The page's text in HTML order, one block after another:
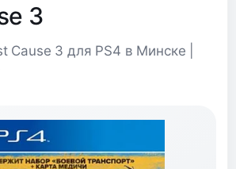
3
Cause 3 для PS4 в Минске |